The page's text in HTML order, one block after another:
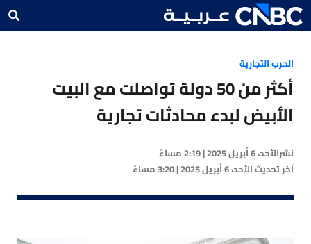
الحرب التجارية
أكثر من 50 دولة تواصلت مع البيت
الأبيض لبدء محادثات تجارية
نشرالأحد، 6 أبريل 2025 | 2:19 مساءً
آخر تحديثالأحد، 6 أبريل 2025 | 3:20 مساءً